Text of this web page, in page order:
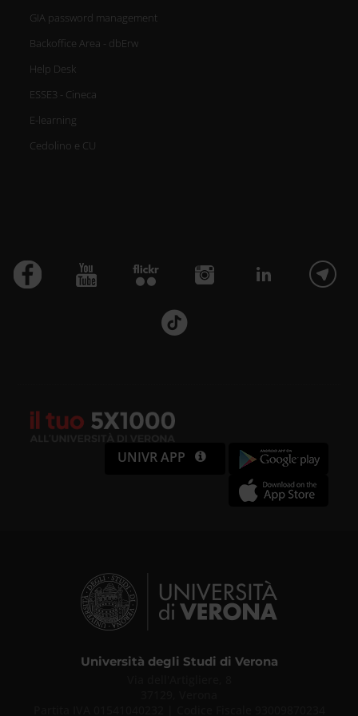
GIA password management
Backoffice Area - dbErw
Help Desk
ESSE3 - Cineca
E-learning
Cedolino e CU
UNIVR APP
Università degli Studi di Verona